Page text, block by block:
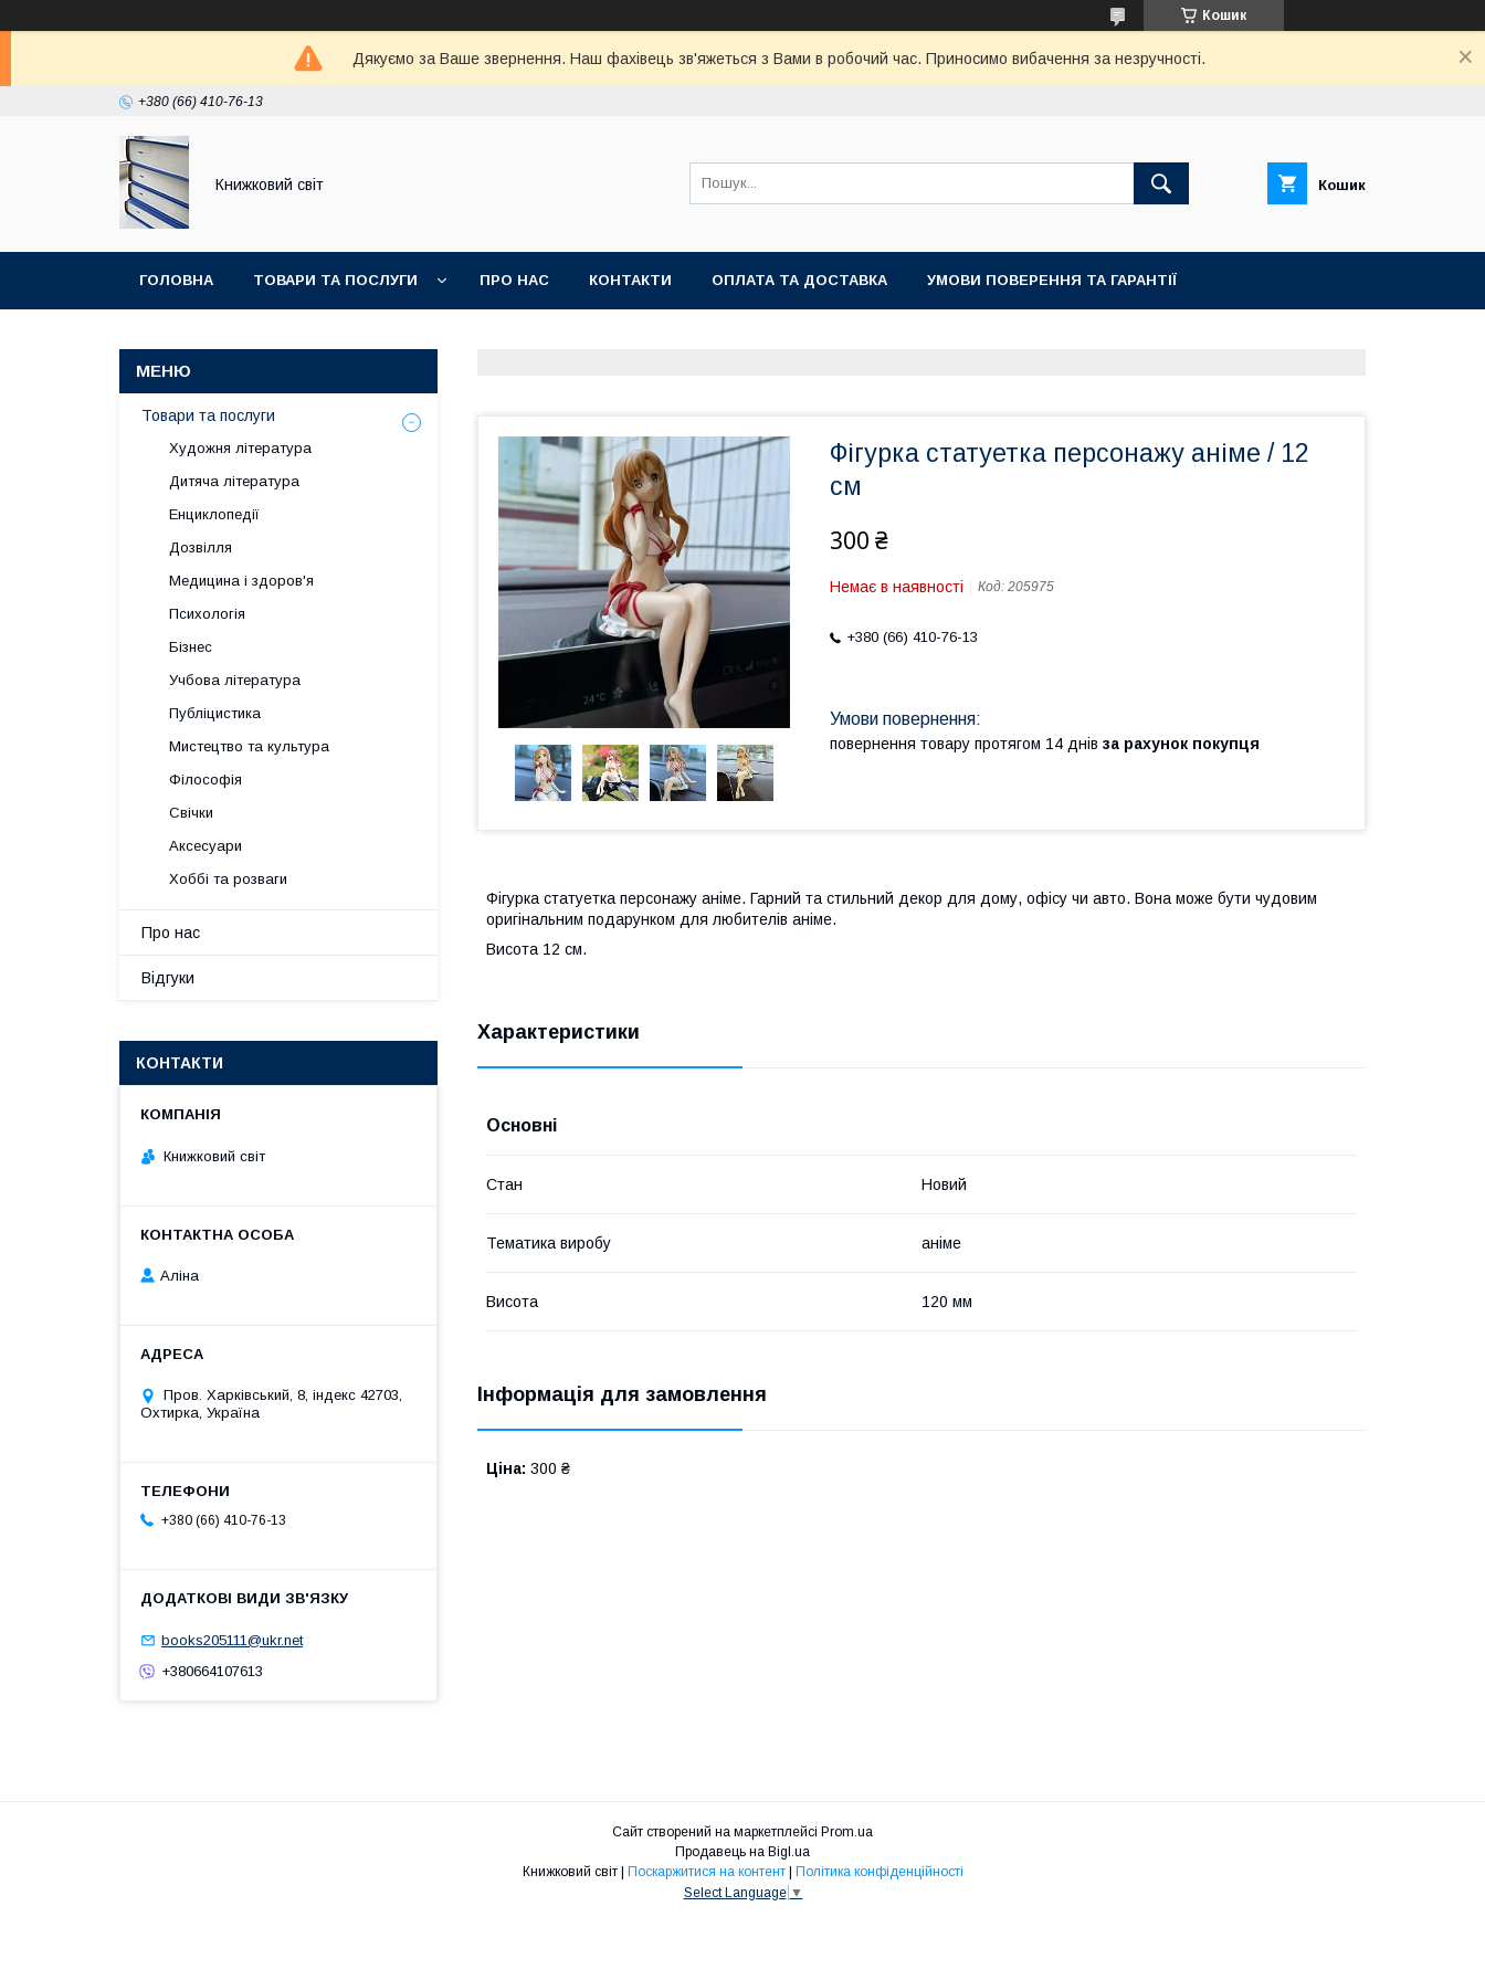
Кошик
Дякуємо за Ваше звернення. Наш фахівець зв'яжеться з Вами в робочий час. Приносимо вибачення за незручності.
+380 (66) 410-76-13
Книжковий світ Кошик
ГОЛОВНА ТОВАРИ ТА ПОСЛУГИ ПРО НАС КОНТАКТИ ОПЛАТА ТА ДОСТАВКА УМОВИ ПОВЕРЕННЯ ТА ГАРАНТІЇ
Фігурка статуетка персонажу аніме / 12
см
300 ₴
Немає в наявності Код: 205975
+380 (66) 410-76-13
повернення товару протягом 14 днів за рахунок покупця
Фігурка статуетка персонажу аніме. Гарний та стильний декор для дому, офісу чи авто. Вона може бути чудовим
оригінальним подарунком для любителів аніме.
Висота 12 см.
Характеристики
Основні
Стан Новий
Тематика виробу аніме
Висота 120 мм
Інформація для замовлення
Ціна: 300 ₴
Товари та послуги
Художня література
Дитяча література
Енциклопедії
Дозвілля
Медицина і здоров'я
Психологія
Бізнес
Учбова література
Публіцистика
Мистецтво та культура
Філософія
Свічки
Аксесуари
Хоббі та розваги
Про нас
Відгуки
КОНТАКТИ
Книжковий світ
Аліна
Пров. Харківський, 8, індекс 42703,
Охтирка, Україна
+380 (66) 410-76-13
books205111@ukr.net
+380664107613
Сайт створений на маркетплейсі Prom.ua
Продавець на Bigl.ua
Поскаржитися на контент
Політика конфіденційності
Select Language ▼